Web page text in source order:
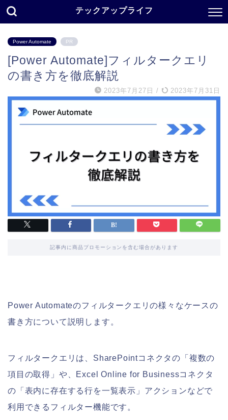
テックアップライフ
Power Automate PR
[Power Automate]フィルタークエリ
の書き方を徹底解説
2023年7月27日 / 2023年7月31日
記事内に商品プロモーションを含む場合があります
Power Automateのフィルタークエリの様々なケースの
書き方について説明します。
フィルタークエリは、SharePointコネクタの「複数の
項目の取得」や、Excel Online for Businessコネクタ
の「表内に存在する行を一覧表示」アクションなどで
利用できるフィルター機能です。